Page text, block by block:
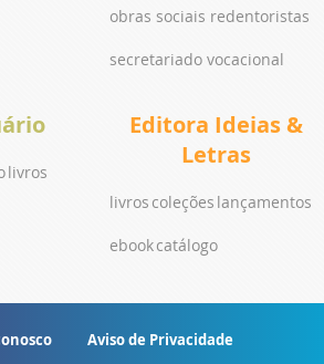
obras sociais redentoristas
secretariado vocacional
livros
Editora Ideias &
Letras
livros coleções lançamentos
ebookcatálogo
Aviso de Privacidade